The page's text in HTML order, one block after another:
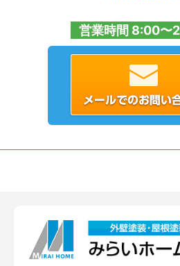
営業時間 8:00〜